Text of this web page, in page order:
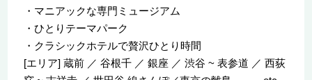
・マニアックな専門ミュージアム
・ひとりテーマパーク
・クラシックホテルで贅沢ひとり時間
[エリア] 蔵前 ／ 谷根千 ／ 銀座 ／ 渋谷 ~ 表参道 ／ 西荻